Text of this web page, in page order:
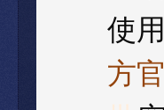
使
方